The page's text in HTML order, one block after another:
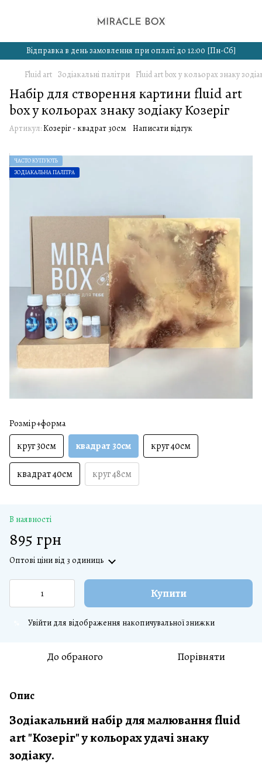
Відправка в день замовлення при оплаті до 12:00 [Пн-Сб]
Fluid art Зодіакальні палітри Fluid art box у кольорах знаку
Набір для створення картини fluid art
box у кольорах знаку зодіаку Козеріг
Артикул:Козеріг - квадрат 30см Написати відгук
ЧАСТО КУПУЮТЬ
ЗОДІАКАЛЬНА ПАЛІТРА
Розмір+форма
круг 30см квадрат 30см круг 40см
квадрат 40см круг 48см
В наявності
895 грн
Оптові ціни від 3 одиниць
Купити
Увійти для відображення накопичувальної знижки
До обраного Порівняти
Опис
Зодіакальний набір для малювання fluid
art "Козеріг" у кольорах удачі знаку
зодіаку.